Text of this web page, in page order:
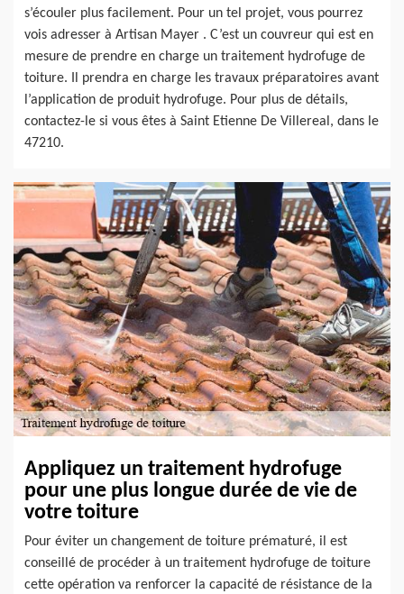
s’écouler plus facilement. Pour un tel projet, vous pourrez
vois adresser à Artisan Mayer . C’est un couvreur qui est en
mesure de prendre en charge un traitement hydrofuge de
toiture. Il prendra en charge les travaux préparatoires avant
l’application de produit hydrofuge. Pour plus de détails,
contactez-le si vous êtes à Saint Etienne De Villereal, dans le
47210.
Appliquez un traitement hydrofuge
pour une plus longue durée de vie de
votre toiture
Pour éviter un changement de toiture prématuré, il est
conseillé de procéder à un traitement hydrofuge de toiture
cette opération va renforcer la capacité de résistance de la